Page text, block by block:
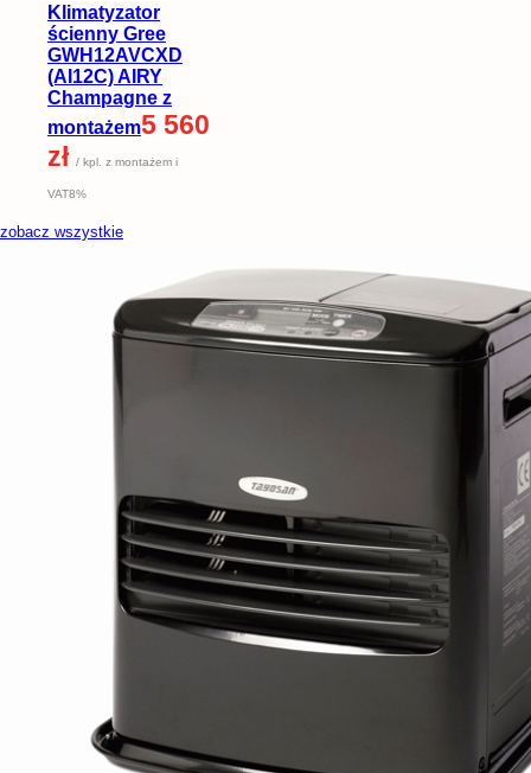
Klimatyzator
ścienny Gree
GWH12AVCXD
(AI12C) AIRY
Champagne z
montażem5 560
zł / kpl. z montażem i
VAT8%
zobacz wszystkie